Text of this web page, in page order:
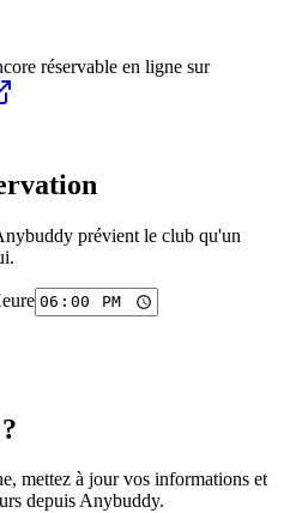
réservable en ligne sur
prévient le club qu'un
mettez à jour vos informations et
depuis Anybuddy.